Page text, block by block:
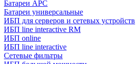
Батареи APC
Батареи универсальные
ИБП для серверов и сетевых устройств
ИБП line interactive RM
ИБП online
ИБП linе interactive
Сетевые фильтры